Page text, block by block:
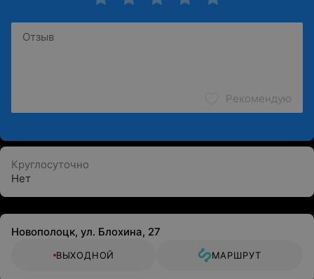
Рекомендую
Круглосуточно
Нет
Новополоцк, ул. Блохина, 27
ВЫХОДНОЙ МАРШРУТ